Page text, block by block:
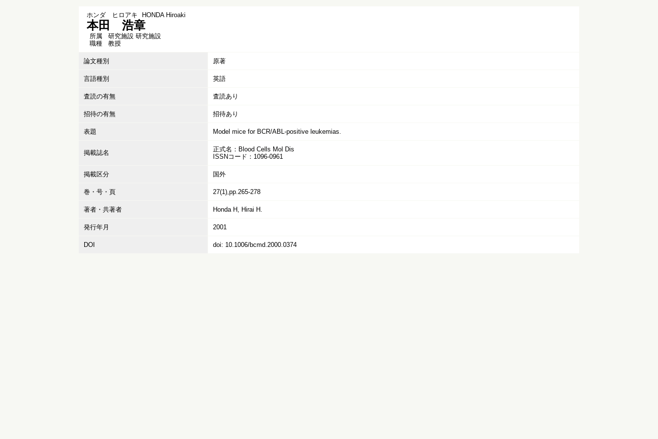
ホンダ ヒロアキ HONDA Hiroaki
本田 浩章
所属
研究施設 研究施設
職種
教授
論文種別 原著
言語種別 英語
査読の有無 査読あり
招待の有無 招待あり
表題 Model mice for BCR/ABL-positive leukemias.
掲載誌名
正式名：Blood Cells Mol Dis
ISSNコード：1096-0961
掲載区分 国外
巻・号・頁 27(1),pp.265-278
著者・共著者 Honda H, Hirai H.
発行年月 2001
DOI doi: 10.1006/bcmd.2000.0374